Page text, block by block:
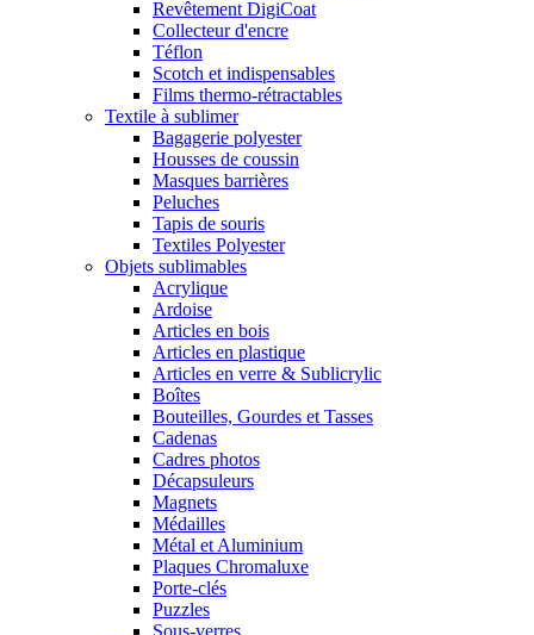
Revêtement DigiCoat
Collecteur d'encre
Téflon
Scotch et indispensables
Films thermo-rétractables
Textile à sublimer
Bagagerie polyester
Housses de coussin
Masques barrières
Peluches
Tapis de souris
Textiles Polyester
Objets sublimables
Acrylique
Ardoise
Articles en bois
Articles en plastique
Articles en verre & Sublicrylic
Boîtes
Bouteilles, Gourdes et Tasses
Cadenas
Cadres photos
Décapsuleurs
Magnets
Médailles
Métal et Aluminium
Plaques Chromaluxe
Porte-clés
Puzzles